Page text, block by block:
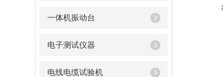
一体机振动台
电子测试仪器
电线电缆试验机